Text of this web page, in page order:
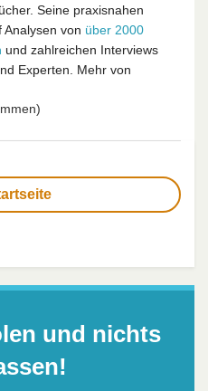
Seine praxisnahen
Analysen von über 2000
und zahlreichen Interviews
Experten. Mehr von
und nichts